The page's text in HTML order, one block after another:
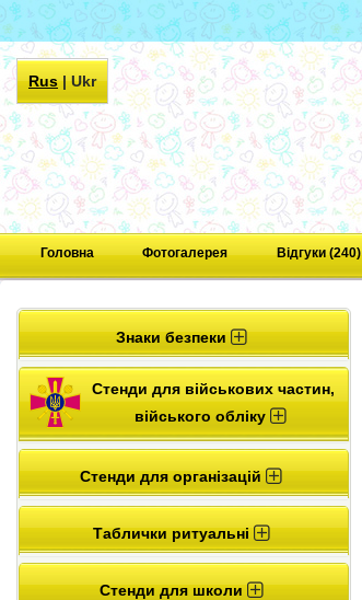
Rus|Ukr
Головна Фотогалерея Відгуки (240)
Знаки безпеки
Стенди для військових частин,
війського обліку
Стенди для організацій
Таблички ритуальні
Стенди для школи